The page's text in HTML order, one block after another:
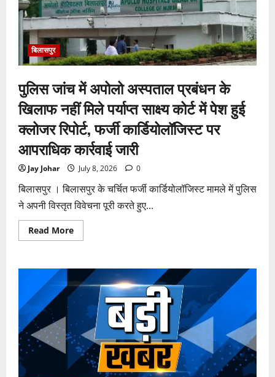
चर्च
प्रबंधन
विवाद
पर
लगा
विराम
बिलासपुर
पुलिस जांच में अपोलो अस्पताल प्रबंधन के
खिलाफ नहीं मिले पर्याप्त साक्ष्य कोर्ट में पेश हुई
क्लोजर रिपोर्ट, फर्जी कार्डियोलॉजिस्ट पर
आपराधिक कार्रवाई जारी
Jay Johar July 8, 2026 0
बिलासपुर । बिलासपुर के चर्चित फर्जी कार्डियोलॉजिस्ट मामले में पुलिस
ने अपनी विस्तृत विवेचना पूरी करते हुए...
Read MoreRead
more
में
अपोलो
अस्पताल
खिलाफ
नहीं
मिले
पर्याप्त
साक्ष्य
कोर्ट
में